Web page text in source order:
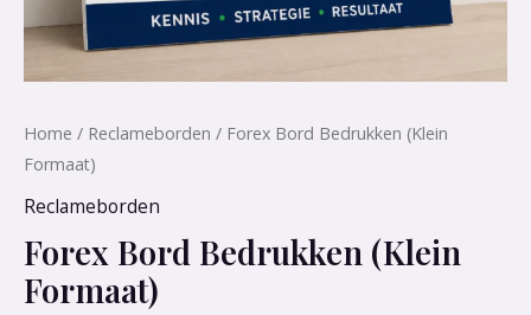
Home / Reclameborden / Forex Bord Bedrukken (Klein
Formaat)
Reclameborden
Forex Bord Bedrukken (Klein
Formaat)